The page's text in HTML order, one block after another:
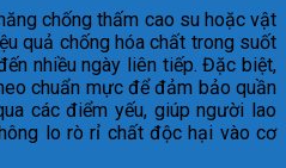
chống thấm cao su hoặc vật
quả chống hóa chất trong suốt
nhiều ngày liên tiếp. Đặc biệt,
chuẩn mực để đảm bảo quần
các điểm yếu, giúp người lao
lo rò rỉ chất độc hại vào cơ